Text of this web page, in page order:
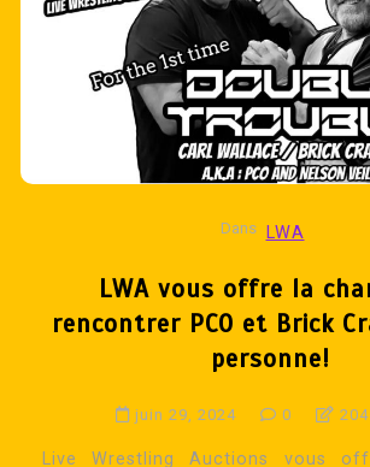
Dans LWA
LWA vous offre la
rencontrer PCO et Brick
personne!
juin 29, 2024 0
Live Wrestling Auctions vous